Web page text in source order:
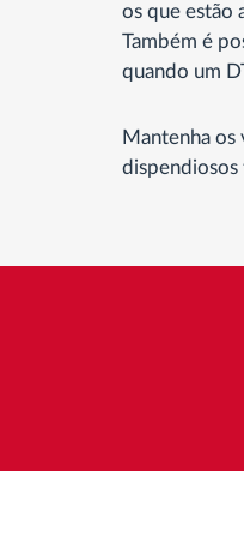
os que estão
Também é
quando um
Mantenha os